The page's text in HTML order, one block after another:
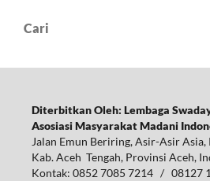
Cari
Diterbitkan Oleh: Lembaga
Asosiasi Masyarakat Madani
Jalan Emun Beriring, Asir-Asir Asia,
Kab. Aceh Tengah, Provinsi Aceh,
Kontak: 0852 7085 7214 / 08127